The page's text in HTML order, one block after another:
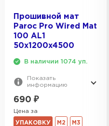
Прошивной мат
Paroc Pro Wired Mat
100 AL1
50х1200х4500
В наличии 1074 уп.
Показать
информацию
690 ₽
Цена за
УПАКОВКУ М2 М3